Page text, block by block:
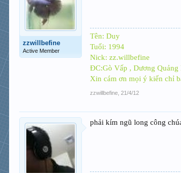
zzwillbefine
Active Member
Tên: Duy
Tuổi: 1994
Nick: zz.willbefine
ĐC:Gò Vấp , Dương Quảng
Xin cám ơn mọi ý kiến chỉ
zzwillbefine 21/4/12
phải kím ngũ long công